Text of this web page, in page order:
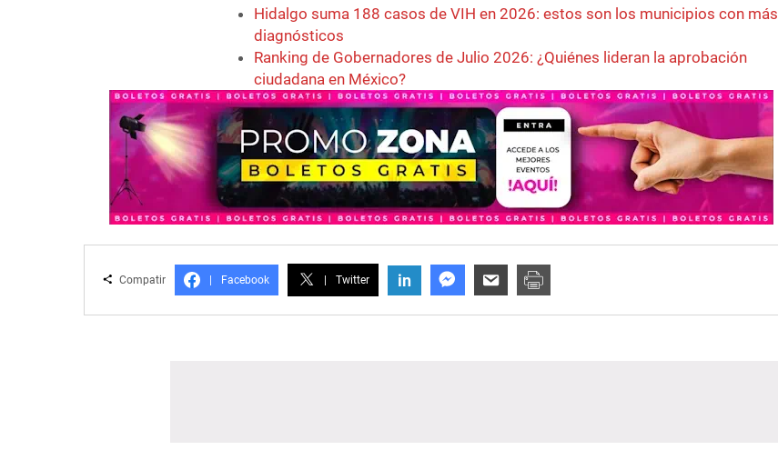
Hidalgo suma 188 casos de VIH en 2026: estos son los municipios con más
diagnósticos
Ranking de Gobernadores de Julio 2026: ¿Quiénes lideran la aprobación
ciudadana en México?
Compatir Facebook Twitter in